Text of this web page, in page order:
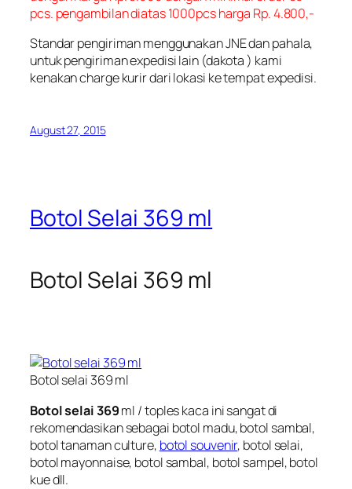
pcs. pengambilan diatas 1000pcs harga Rp. 4.800,-
Standar pengiriman menggunakan JNE dan pahala,
untuk pengiriman expedisi lain (dakota ) kami
kenakan charge kurir dari lokasi ke tempat expedisi.
August 27, 2015
Botol Selai 369 ml
Botol Selai 369 ml
Botol selai 369 ml
Botol selai 369ml / toples kaca ini sangat di
rekomendasikan sebagai botol madu, botol sambal,
botol tanaman culture, botol souvenir, botol selai,
botol mayonnaise, botol sambal, botol sampel, botol
kue dll.